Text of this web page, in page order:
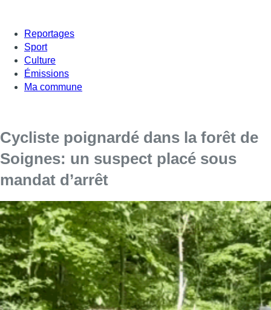
Reportages
Sport
Culture
Émissions
Ma commune
Cycliste poignardé dans la forêt de
Soignes: un suspect placé sous
mandat d’arrêt